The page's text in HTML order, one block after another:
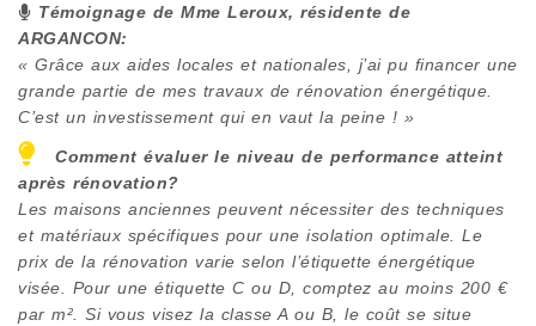
Témoignage de Mme Leroux, résidente de
ARGANCON:
« Grâce aux aides locales et nationales, j’ai pu financer une
grande partie de mes travaux de rénovation énergétique.
C’est un investissement qui en vaut la peine ! »
Comment évaluer le niveau de performance atteint
après rénovation?
Les maisons anciennes peuvent nécessiter des techniques
et matériaux spécifiques pour une isolation optimale. Le
prix de la rénovation varie selon l’étiquette énergétique
visée. Pour une étiquette C ou D, comptez au moins 200 €
par m². Si vous visez la classe A ou B, le coût se situe